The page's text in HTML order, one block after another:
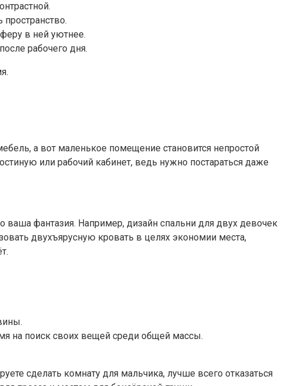
в ней уютнее.
рабочего дня.
а вот маленькое помещение становится непростой
или рабочий кабинет, ведь нужно постараться даже
фантазия. Например, дизайн спальни для двух девочек
двухъярусную кровать в целях экономии места,
на поиск своих вещей среди общей массы.
сделать комнату для мальчика, лучше всего отказаться